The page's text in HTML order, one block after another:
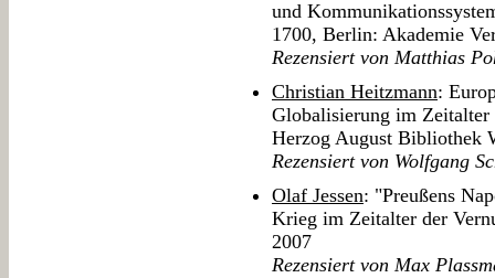
und
1700, Berlin: Akademie
Rezensiert von Matthias
Christian Heitzmann:
Globalisierung im
Herzog August Bibliothek
Rezensiert von Wolfgang
Olaf Jessen: "Preußens
Krieg im Zeitalter der
2007
Rezensiert von Max